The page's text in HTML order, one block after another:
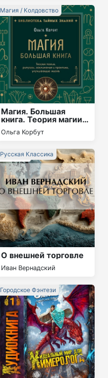
Магия. Большая
книга. Теория магии,
ритуалы, заклинания
и практики,
Ольга Корбут
Магия / Колдовство
О внешней торговле
Иван Вернадский
Русская Классика
Городское Фэнтези